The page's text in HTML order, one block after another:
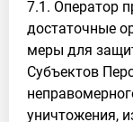
7.1. Оператор
достаточные
меры для
Субъектов
уничтожения,